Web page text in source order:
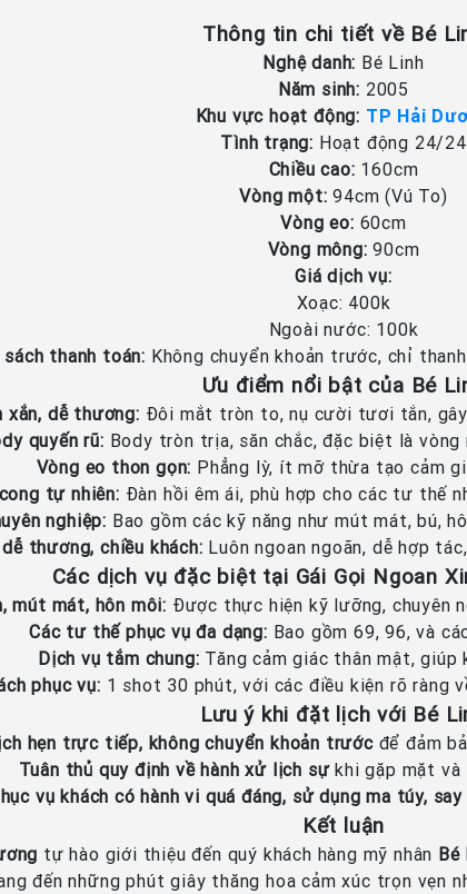
Thông tin chi tiết về Bé
Nghệ danh: Bé Linh
Năm sinh: 2005
Khu vực hoạt động: TP Hải
Tình trạng: Hoạt động 24/24
Chiều cao: 160cm
Vòng một: 94cm (Vú To)
Vòng eo: 60cm
Vòng mông: 90cm
Giá dịch vụ:
Xoạc: 400k
Ngoài nước: 100k
sách thanh toán: Không chuyển khoản trước, chỉ
Ưu điểm nổi bật của Bé
xắn, dễ thương: Đôi mắt tròn to, nụ cười tươi tắn,
quyến rũ: Body tròn trịa, săn chắc, đặc biệt là
Vòng eo thon gọn: Phẳng lỳ, ít mỡ thừa tạo cảm
tự nhiên: Đàn hồi êm ái, phù hợp cho các tư thế
nghiệp: Bao gồm các kỹ năng như mút mát, bú,
thương, chiều khách: Luôn ngoan ngoãn, dễ hợp
Các dịch vụ đặc biệt tại Gái Gọi Ngoan
mút mát, hôn môi: Được thực hiện kỹ lưỡng, chuyên
Các tư thế phục vụ đa dạng: Bao gồm 69, 96, và
Dịch vụ tắm chung: Tăng cảm giác thân mật,
phục vụ: 1 shot 30 phút, với các điều kiện rõ ràng
Lưu ý khi đặt lịch với Bé
hẹn trực tiếp, không chuyển khoản trướcđể đảm
Tuân thủ quy định về hành xử lịch sựkhi gặp mặt và
vụ khách có hành vi quá đáng, sử dụng ma túy,
Kết luận
tự hào giới thiệu đến quý khách hàng mỹ nhân Bé
đến những phút giây thăng hoa cảm xúc trọn vẹn